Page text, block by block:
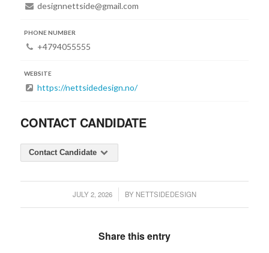
designnettside@gmail.com
PHONE NUMBER
+4794055555
WEBSITE
https://nettsidedesign.no/
CONTACT CANDIDATE
Contact Candidate
JULY 2, 2026
/ BY NETTSIDEDESIGN
Share this entry